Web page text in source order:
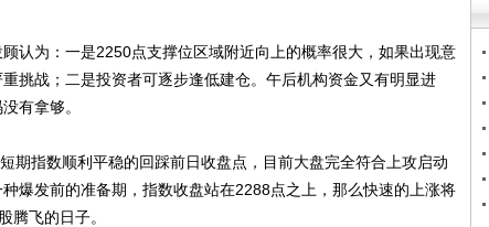
为：一是2250点支撑位区域附近向上的概率很大，如果出现意
挑战；二是投资者可逐步逢低建仓。午后机构资金又有明显进
有拿够。
指数顺利平稳的回踩前日收盘点，目前大盘完全符合上攻启动
爆发前的准备期，指数收盘站在2288点之上，那么快速的上涨将
腾飞的日子。